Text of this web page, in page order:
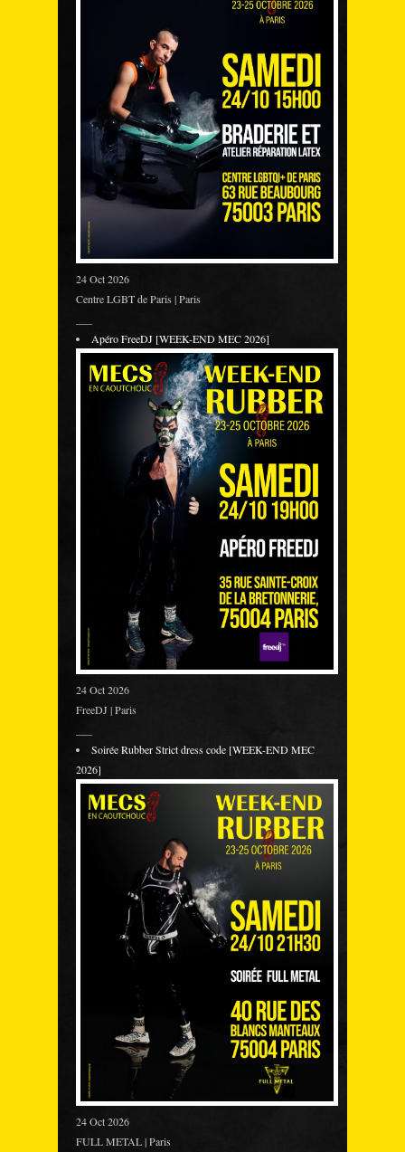
24 Oct 2026
Centre LGBT de Paris | Paris
Apéro FreeDJ [WEEK-END MEC 2026]
24 Oct 2026
FreeDJ | Paris
Soirée Rubber Strict dress code [WEEK-END MEC
2026]
24 Oct 2026
FULL METAL | Paris